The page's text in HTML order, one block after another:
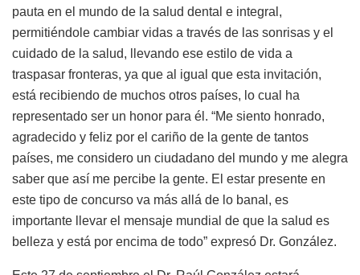
pauta en el mundo de la salud dental e integral,
permitiéndole cambiar vidas a través de las sonrisas y el
cuidado de la salud, llevando ese estilo de vida a
traspasar fronteras, ya que al igual que esta invitación,
está recibiendo de muchos otros países, lo cual ha
representado ser un honor para él. “Me siento honrado,
agradecido y feliz por el cariño de la gente de tantos
países, me considero un ciudadano del mundo y me alegra
saber que así me percibe la gente. El estar presente en
este tipo de concurso va más allá de lo banal, es
importante llevar el mensaje mundial de que la salud es
belleza y está por encima de todo” expresó Dr. González.